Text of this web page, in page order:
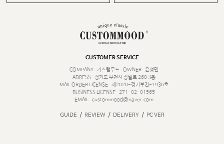
CUSTOMER SERVICE
COMPANY
커스텀무드 OWNER
윤성민
ADRESS
경기도 부천시 장말로 260 3층
MAIL ORDER LICENSE
제2020-경기부천-1936호
BUSINESS LICENSE 271-02-01565
EMAIL
custommood@naver.com
GUIDE / REVIEW / DELIVERY / PC VER